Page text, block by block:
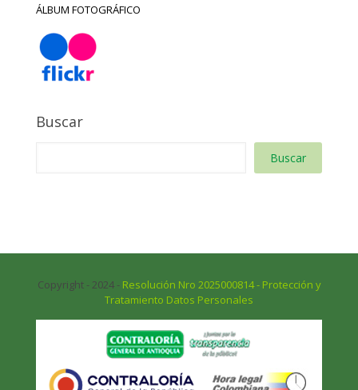
ÁLBUM FOTOGRÁFICO
Buscar
Buscar
Copyright - 2024 - Resolución Nro 2025000814 - Protección y
Tratamiento Datos Personales